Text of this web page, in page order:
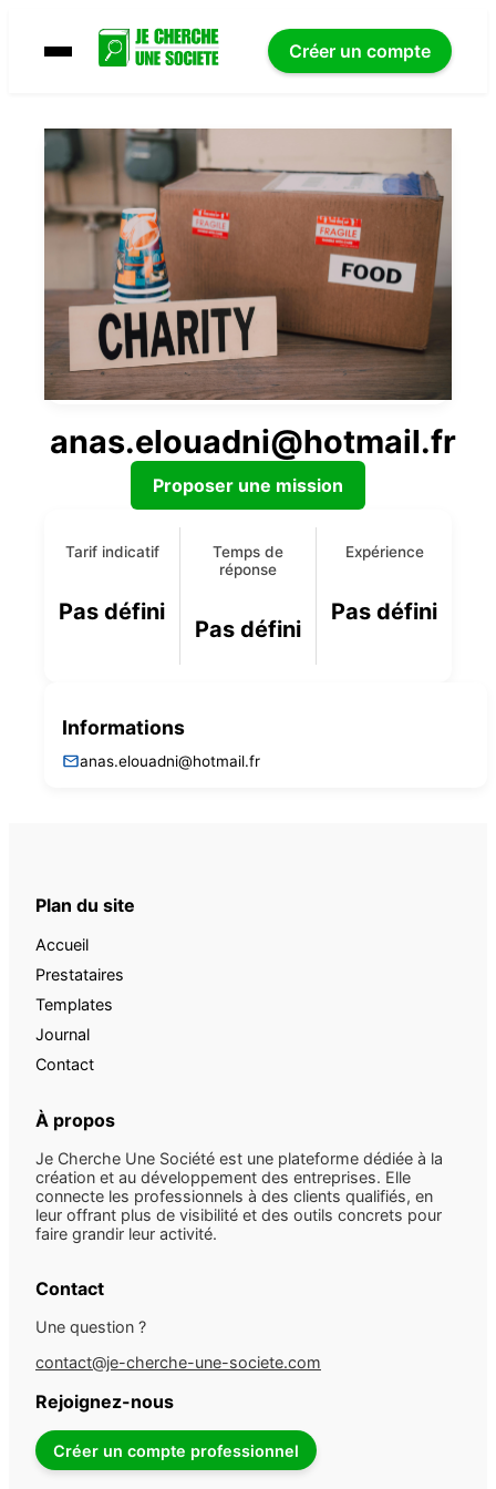
Créer un compte
anas.elouadni@hotmail.fr
Proposer une mission
Tarif indicatif
Pas défini
Temps de
réponse
Pas défini
Expérience
Pas défini
Informations
anas.elouadni@hotmail.fr
Plan du site
Accueil
Prestataires
Templates
Journal
Contact
À propos
Je Cherche Une Société est une plateforme dédiée à la
création et au développement des entreprises. Elle
connecte les professionnels à des clients qualifiés, en
leur offrant plus de visibilité et des outils concrets pour
faire grandir leur activité.
Contact
Une question ?
contact@je-cherche-une-societe.com
Rejoignez-nous
Créer un compte professionnel